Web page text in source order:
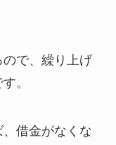
で、繰り上げ
。
借金がなくな